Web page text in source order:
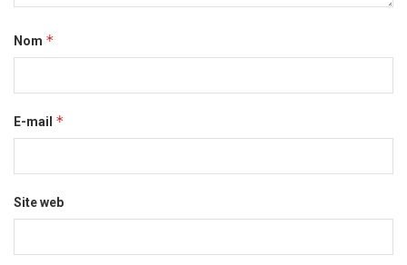
Nom *
E-mail *
Site web